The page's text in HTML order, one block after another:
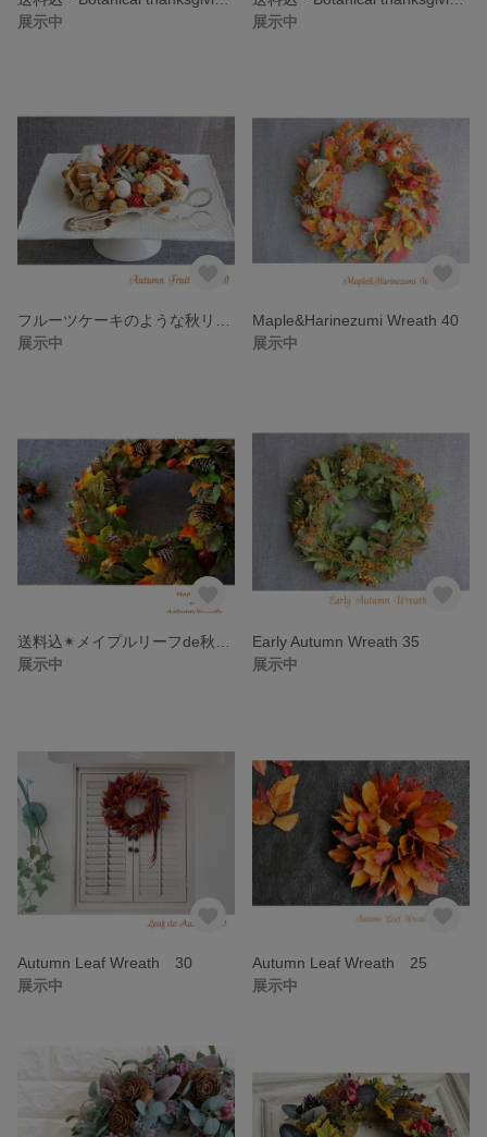
展示中
展示中
展示中
Maple&Harinezumi Wreath 40
展示中
展示中
Early Autumn Wreath 35
展示中
Autumn Leaf Wreath 30
展示中
Autumn Leaf Wreath 25
展示中